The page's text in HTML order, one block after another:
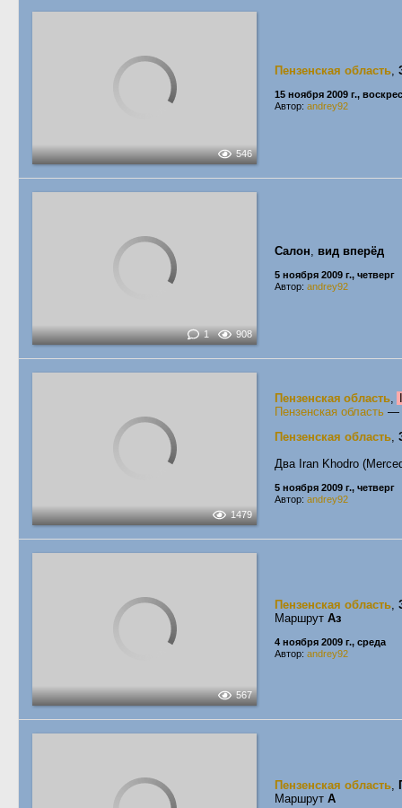
546
Пензенская область,
15 ноября 2009 г.,
Автор: andrey92
1 908
Салон, вид вперёд
5 ноября 2009 г., четверг
Автор: andrey92
1479
Пензенская область,
Пензенская область —
Пензенская область,
Два Iran Khodro
5 ноября 2009 г., четверг
Автор: andrey92
567
Пензенская область,
Маршрут Аз
4 ноября 2009 г., среда
Автор: andrey92
Пензенская область,
Маршрут А